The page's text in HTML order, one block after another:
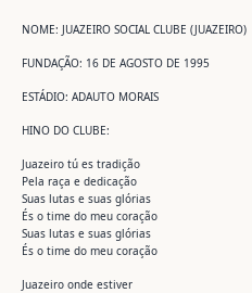
NOME: JUAZEIRO SOCIAL CLUBE (JUAZEIRO)
FUNDAÇÃO: 16 DE AGOSTO DE 1995
ESTÁDIO: ADAUTO MORAIS
HINO DO CLUBE:
Juazeiro tú es tradição
Pela raça e dedicação
Suas lutas e suas glórias
És o time do meu coração
Suas lutas e suas glórias
És o time do meu coração
Juazeiro onde estiver